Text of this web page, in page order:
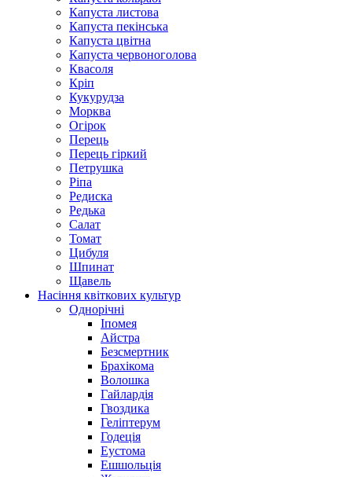
Капуста листова
Капуста пекінська
Капуста цвітна
Капуста червоноголова
Квасоля
Кріп
Кукурудза
Морква
Огірок
Перець
Перець гіркий
Петрушка
Ріпа
Редиска
Редька
Салат
Томат
Цибуля
Шпинат
Щавель
Насіння квіткових культур
Однорічні
Іпомея
Айстра
Безсмертник
Брахікома
Волошка
Гайлардія
Гвоздика
Геліптерум
Годеція
Еустома
Ешшольція